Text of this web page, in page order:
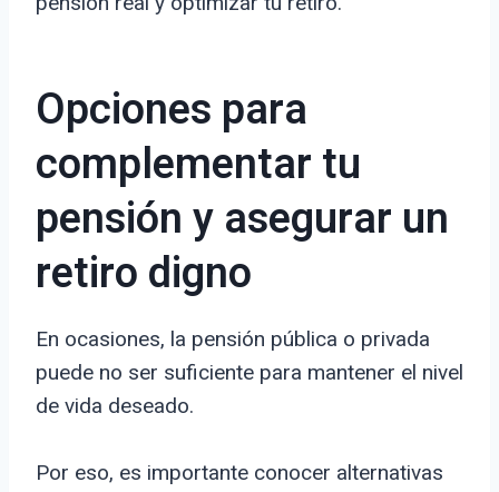
Opciones para
complementar tu
pensión y asegurar un
retiro digno
En ocasiones, la pensión pública o privada
puede no ser suficiente para mantener el nivel
de vida deseado.
Por eso, es importante conocer alternativas